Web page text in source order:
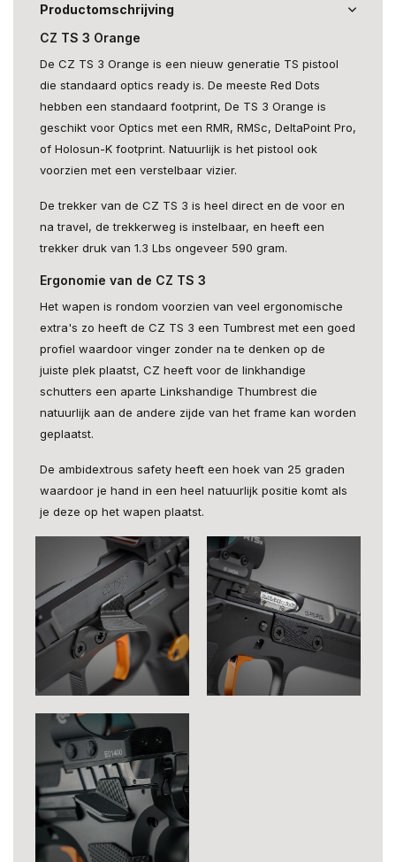
Productomschrijving
CZ TS 3 Orange
De CZ TS 3 Orange is een nieuw generatie TS pistool
die standaard optics ready is. De meeste Red Dots
hebben een standaard footprint, De TS 3 Orange is
geschikt voor Optics met een RMR, RMSc, DeltaPoint Pro,
of Holosun-K footprint. Natuurlijk is het pistool ook
voorzien met een verstelbaar vizier.
De trekker van de CZ TS 3 is heel direct en de voor en
na travel, de trekkerweg is instelbaar, en heeft een
trekker druk van 1.3 Lbs ongeveer 590 gram.
Ergonomie van de CZ TS 3
Het wapen is rondom voorzien van veel ergonomische
extra's zo heeft de CZ TS 3 een Tumbrest met een goed
profiel waardoor vinger zonder na te denken op de
juiste plek plaatst, CZ heeft voor de linkhandige
schutters een aparte Linkshandige Thumbrest die
natuurlijk aan de andere zijde van het frame kan worden
geplaatst.
De ambidextrous safety heeft een hoek van 25 graden
waardoor je hand in een heel natuurlijk positie komt als
je deze op het wapen plaatst.